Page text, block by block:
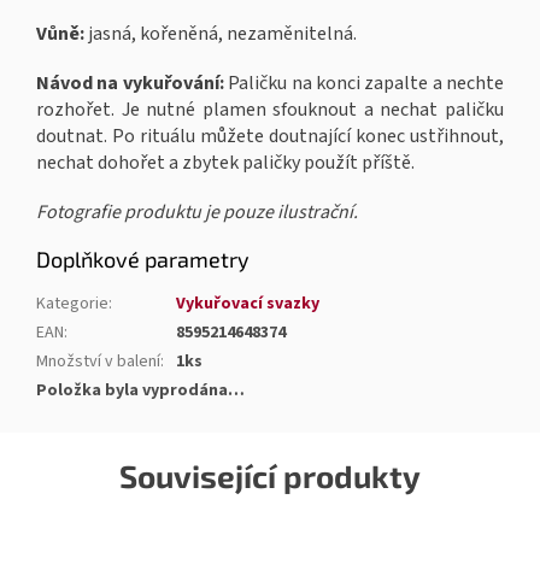
Související produkty
Vůně:jasná, kořeněná, nezaměnitelná.
Návod na vykuřování:Paličku na konci zapalte a nechte
rozhořet. Je nutné plamen sfouknout a nechat paličku
doutnat. Po rituálu můžete doutnající konec ustřihnout,
nechat dohořet a zbytek paličky použít příště.
Fotografie produktu je pouze ilustrační.
Doplňkové parametry
Kategorie:
Vykuřovací svazky
EAN:
8595214648374
Množství v balení: 1ks
Položka byla vyprodána…